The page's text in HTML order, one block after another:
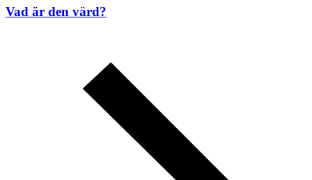
Vad är den värd?